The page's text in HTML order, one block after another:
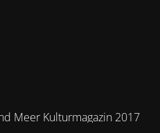
Meer Kulturmagazin 2017